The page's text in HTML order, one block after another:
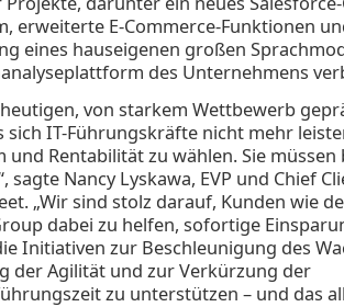
erweiterte E-Commerce-Funktionen
eines hauseigenen großen
des Unternehmens
von starkem Wettbewerb
sich IT-Führungskräfte nicht mehr
und Rentabilität zu wählen. Sie müssen
sagte Nancy Lyskawa, EVP und Chief
„Wir sind stolz darauf, Kunden wie
dabei zu helfen, sofortige
Initiativen zur Beschleunigung des
der Agilität und zur Verkürzung der
zu unterstützen – und das